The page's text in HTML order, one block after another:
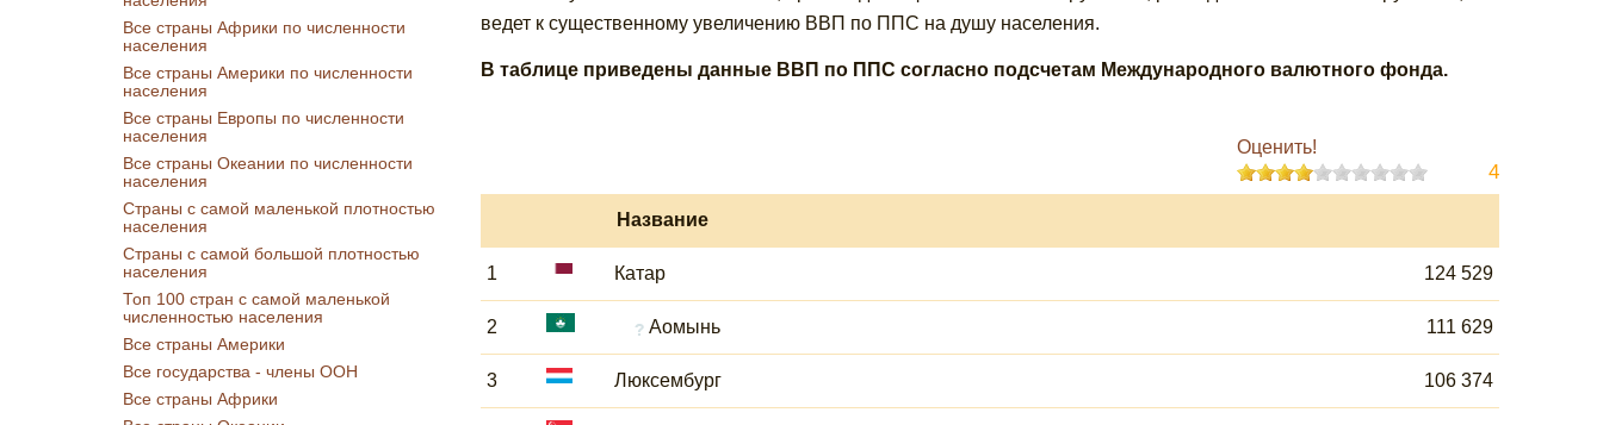
Все страны Африки по численности
населения
Все страны Америки по численности
населения
Все страны Европы по численности
населения
Все страны Океании по численности
населения
Страны с самой маленькой плотностью
населения
Страны с самой большой плотностью
населения
Топ 100 стран с самой маленькой
численностью населения
Все страны Америки
Все государства - члены ООН
Все страны Африки
ведет к существенному увеличению ВВП по ППС на душу населения.
В таблице приведены данные ВВП по ППС согласно подсчетам Международного валютного фонда.
Оценить!
4
Название
1 Катар 124 529
2 Аомынь 111 629
3 Люксембург 106 374